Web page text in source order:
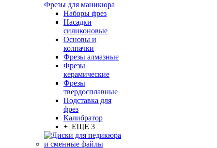
Фрезы для маникюра
Наборы фрез
Насадки
силиконовые
Основы и
колпачки
Фрезы алмазные
Фрезы
керамические
Фрезы
твердосплавные
Подставка для
фрез
Калибратор
+ ЕЩЕ 3